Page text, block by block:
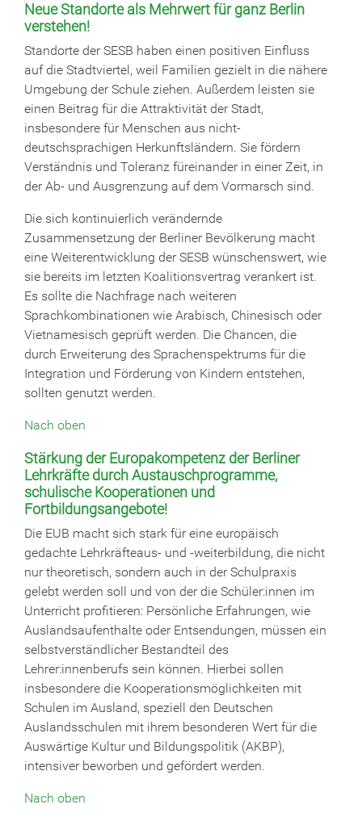
Neue Standorte als Mehrwert für ganz Berlin
verstehen!
Standorte der SESB haben einen positiven Einfluss
auf die Stadtviertel, weil Familien gezielt in die nähere
Umgebung der Schule ziehen. Außerdem leisten sie
einen Beitrag für die Attraktivität der Stadt,
insbesondere für Menschen aus nicht-
deutschsprachigen Herkunftsländern. Sie fördern
Verständnis und Toleranz füreinander in einer Zeit, in
der Ab- und Ausgrenzung auf dem Vormarsch sind.
Die sich kontinuierlich verändernde
Zusammensetzung der Berliner Bevölkerung macht
eine Weiterentwicklung der SESB wünschenswert, wie
sie bereits im letzten Koalitionsvertrag verankert ist.
Es sollte die Nachfrage nach weiteren
Sprachkombinationen wie Arabisch, Chinesisch oder
Vietnamesisch geprüft werden. Die Chancen, die
durch Erweiterung des Sprachenspektrums für die
Integration und Förderung von Kindern entstehen,
sollten genutzt werden.
Nach oben
Stärkung der Europakompetenz der Berliner
Lehrkräfte durch Austauschprogramme,
schulische Kooperationen und
Fortbildungsangebote!
Die EUB macht sich stark für eine europäisch
gedachte Lehrkräfteaus- und -weiterbildung, die nicht
nur theoretisch, sondern auch in der Schulpraxis
gelebt werden soll und von der die Schüler:innen im
Unterricht profitieren: Persönliche Erfahrungen, wie
Auslandsaufenthalte oder Entsendungen, müssen ein
selbstverständlicher Bestandteil des
Lehrer:innenberufs sein können. Hierbei sollen
insbesondere die Kooperationsmöglichkeiten mit
Schulen im Ausland, speziell den Deutschen
Auslandsschulen mit ihrem besonderen Wert für die
Auswärtige Kultur und Bildungspolitik (AKBP),
intensiver beworben und gefördert werden.
Nach oben